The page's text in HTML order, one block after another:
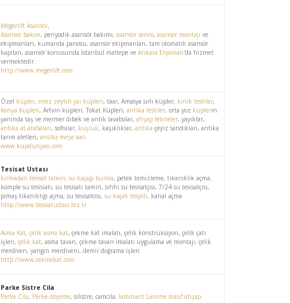
Megerlift Asansör,
Asansör bakım, periyodik asansör bakımı, asansör servis, asansör montajı ve
ekipmanları, kumanda panosu, asansör ekipmanları, tam otomatik asansör
kapıları, asansör konusunda İstanbul maltepe ve Ankara Eryaman'da hizmet
vermektedir.
http://www.megerlift.com
Özel küpler, enez zeytin yaı küpleri, taar, Amasya sırlı küpler, kınık testiler,
Konya Küpleri, Artvin küpleri, Tokat Küpleri, antika testiler, orta yoz küplerin
yanında taş ve mermer dibek ve antik lavabolar, ahşap tekneler, yayıklar,
antika at arabaları, sofralar, kuşluk, kaşıklıklar, antika çeyiz sandıkları, antika
tarım aletleri, antika meşe aacı
www.kupdunyasi.com
Tesisat Ustası
kırmadan tesisat tamiri, su kaçağı bulma, petek temizleme, tıkanıklık açma,
komple su tesisiatı, su tesisatı tamiri, sıhhi su tesisatçısı, 7/24 su tesisatçısı,
pimaş tıkanıklığı açma, su tesisatcısı, su kaçak tespiti, kanal açma
http://www.tesisatustasi.biz.tr
Asma Kat, çelik asma kat, çekme kat imalatı, çelik konstrüksiyon, çelik çatı
işleri, çelik kat, asma tavan, çekme tavan imalatı uygulama ve montajı, çelik
merdiven, yangın merdiveni, demir doğrama işleri
http://www.cekmekat.com
Parke Sistre Cila
Parke Cila, Parke döşeme, silistre, camcila, laminant Lamine masif ahşap